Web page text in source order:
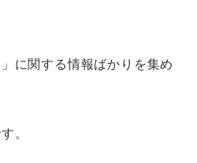
に関する情報ばかりを集め
。